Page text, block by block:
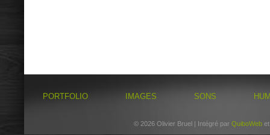
PORTFOLIO IMAGES SONS
© 2026 Olivier Bruel | Intégré par QuiboWeb